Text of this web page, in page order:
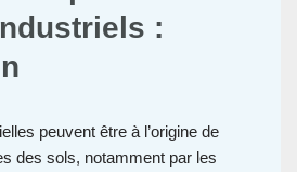
:
peuvent être à l’origine de
des sols, notamment par les